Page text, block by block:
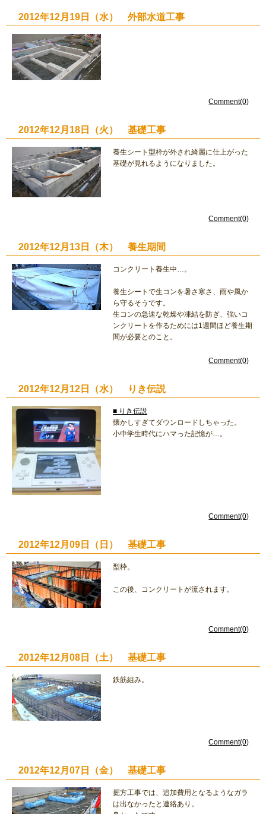
2012年12月19日（水） 外部水道工事
Comment(0)
2012年12月18日（火） 基礎工事
養生シート型枠が外され綺麗に仕上がった
基礎が見れるようになりました。
Comment(0)
2012年12月13日（木） 養生期間
コンクリート養生中…。
養生シートで生コンを暑さ寒さ、雨や風か
ら守るそうです。
生コンの急速な乾燥や凍結を防ぎ、強いコ
ンクリートを作るためには1週間ほど養生期
間が必要とのこと。
Comment(0)
2012年12月12日（水） りき伝説
■ りき伝説
懐かしすぎてダウンロードしちゃった。
小中学生時代にハマった記憶が…。
Comment(0)
2012年12月09日（日） 基礎工事
型枠。
この後、コンクリートが流されます。
Comment(0)
2012年12月08日（土） 基礎工事
鉄筋組み。
Comment(0)
2012年12月07日（金） 基礎工事
掘方工事では、追加費用となるようなガラ
は出なかったと連絡あり。